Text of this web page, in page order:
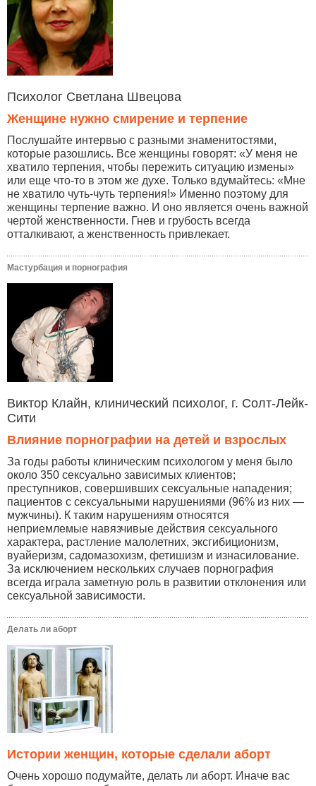
Психолог Светлана Швецова
Женщине нужно смирение и терпение
Послушайте интервью с разными знаменитостями,
которые разошлись. Все женщины говорят: «У меня не
хватило терпения, чтобы пережить ситуацию измены»
или еще что-то в этом же духе. Только вдумайтесь: «Мне
не хватило чуть-чуть терпения!» Именно поэтому для
женщины терпение важно. И оно является очень важной
чертой женственности. Гнев и грубость всегда
отталкивают, а женственность привлекает.
Мастурбация и порнография
Виктор Клайн, клинический психолог, г. Солт-Лейк-
Сити
Влияние порнографии на детей и взрослых
За годы работы клиническим психологом у меня было
около 350 сексуально зависимых клиентов;
преступников, совершивших сексуальные нападения;
пациентов с сексуальными нарушениями (96% из них —
мужчины). К таким нарушениям относятся
неприемлемые навязчивые действия сексуального
характера, растление малолетних, эксгибиционизм,
вуайеризм, садомазохизм, фетишизм и изнасилование.
За исключением нескольких случаев порнография
всегда играла заметную роль в развитии отклонения или
сексуальной зависимости.
Делать ли аборт
Истории женщин, которые сделали аборт
Очень хорошо подумайте, делать ли аборт. Иначе вас